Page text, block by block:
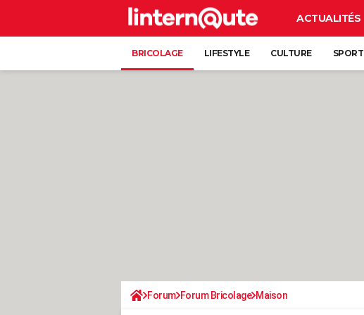
ACTUALITÉS
BRICOLAGE LIFESTYLE CULTURE SPORT
Forum Forum Bricolage Maison